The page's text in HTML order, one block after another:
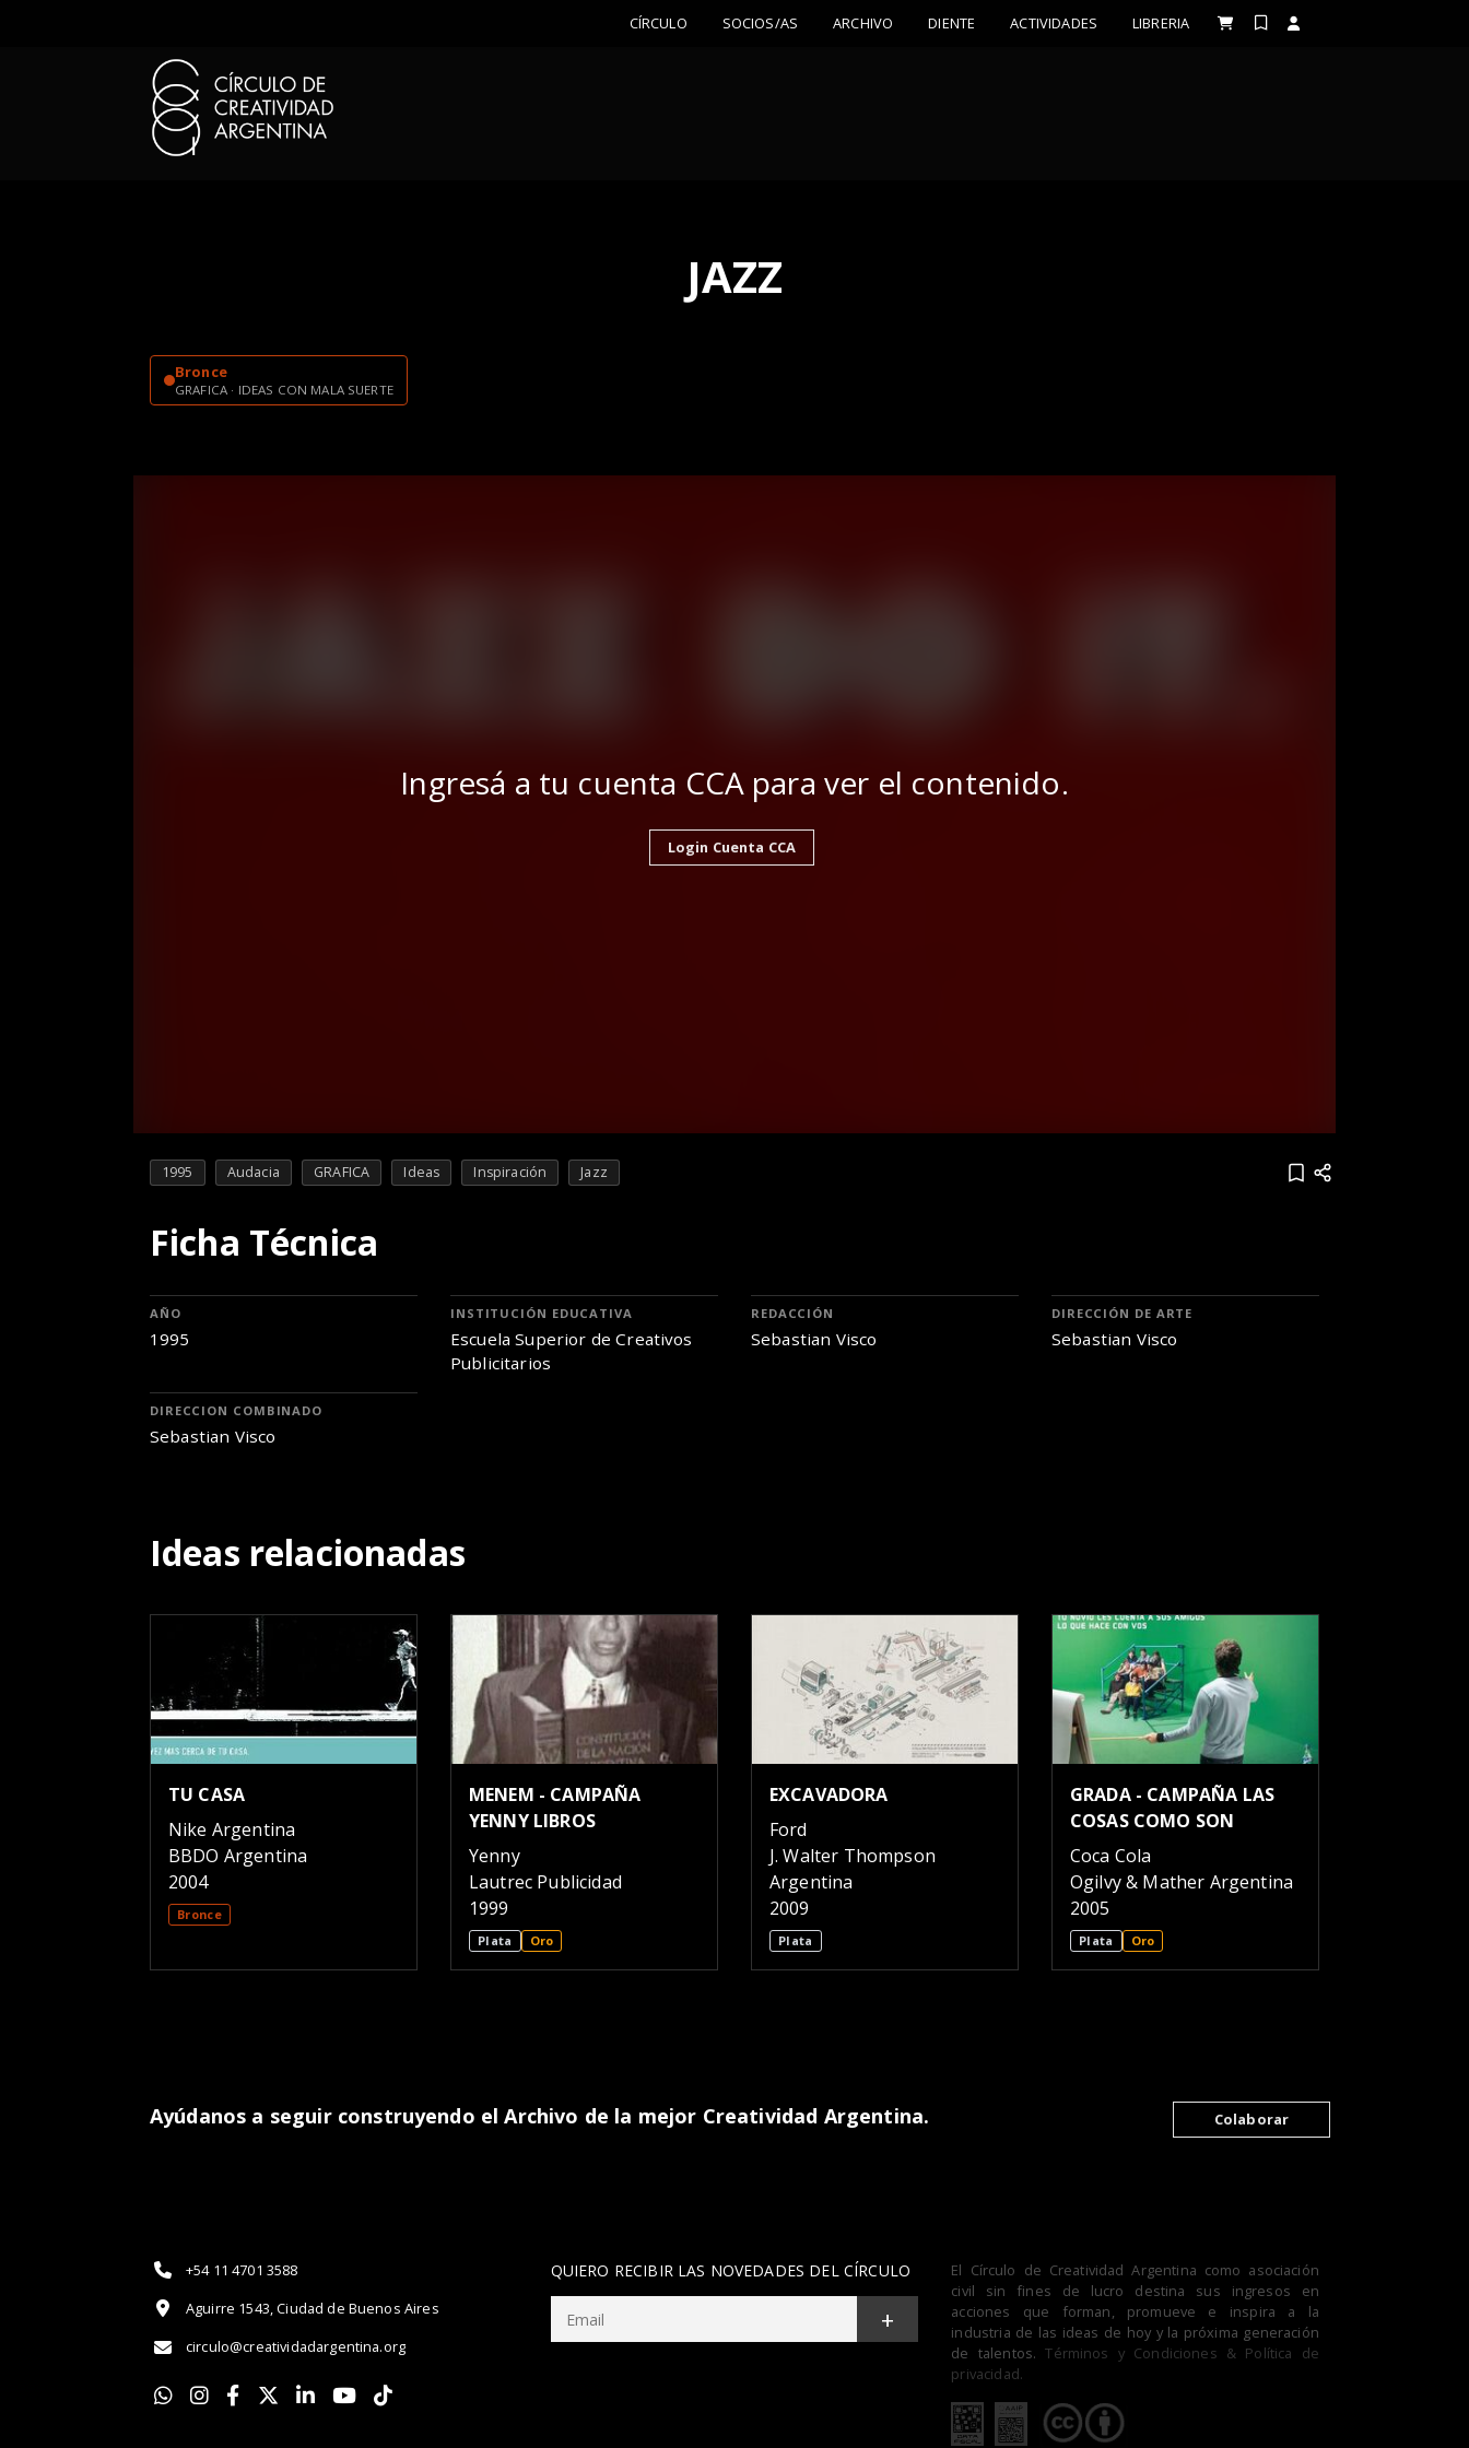
CÍRCULO SOCIOS/AS ARCHIVO DIENTE ACTIVIDADES LIBRERIA
JAZZ
Bronce
GRAFICA · IDEAS CON MALA SUERTE
Ingresá a tu cuenta CCA para ver el contenido.
Login Cuenta CCA
1995 Audacia GRAFICA Ideas Inspiración Jazz
Ficha Técnica
AÑO
1995
INSTITUCIÓN EDUCATIVA
Escuela Superior de Creativos
Publicitarios
REDACCIÓN
Sebastian Visco
DIRECCIÓN DE ARTE
Sebastian Visco
DIRECCION COMBINADO
Sebastian Visco
Ideas relacionadas
TU CASA
Nike Argentina
BBDO Argentina
2004
Bronce
MENEM - CAMPAÑA
YENNY LIBROS
Yenny
Lautrec Publicidad
1999
Plata Oro
EXCAVADORA
Ford
J. Walter Thompson
Argentina
2009
Plata
GRADA - CAMPAÑA LAS
COSAS COMO SON
Coca Cola
Ogilvy & Mather Argentina
2005
Plata Oro
Ayúdanos a seguir construyendo el Archivo de la mejor Creatividad Argentina. Colaborar
+54 11 4701 3588
Aguirre 1543, Ciudad de Buenos Aires
circulo@creatividadargentina.org
QUIERO RECIBIR LAS NOVEDADES DEL CÍRCULO
+
El Círculo de Creatividad Argentina como asociación
civil sin fines de lucro destina sus ingresos en
acciones que forman, promueve e inspira a la
industria de las ideas de hoy y la próxima generación
de talentos.Términos y Condiciones & Política de
privacidad.